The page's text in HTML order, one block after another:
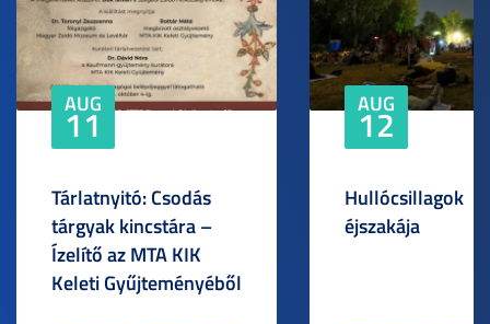
AUG
11
Tárlatnyitó: Csodás
tárgyak kincstára –
Ízelítő az MTA KIK
Keleti Gyűjteményéből
AUG
12
Hullócsillagok
éjszakája